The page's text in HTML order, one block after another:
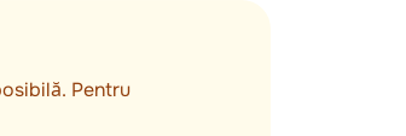
Pentru